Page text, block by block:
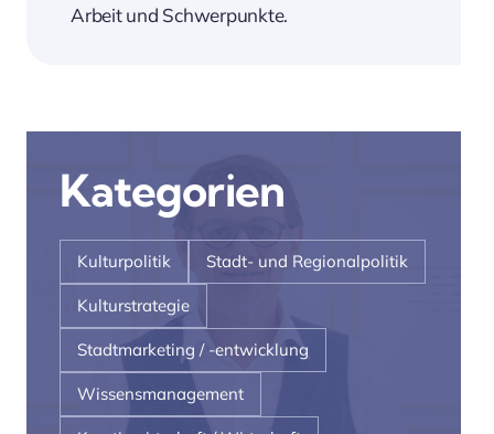
Arbeit und Schwerpunkte.
Kategorien
Kulturpolitik Stadt- und Regionalpolitik
Kulturstrategie
Stadtmarketing / -entwicklung
Wissensmanagement